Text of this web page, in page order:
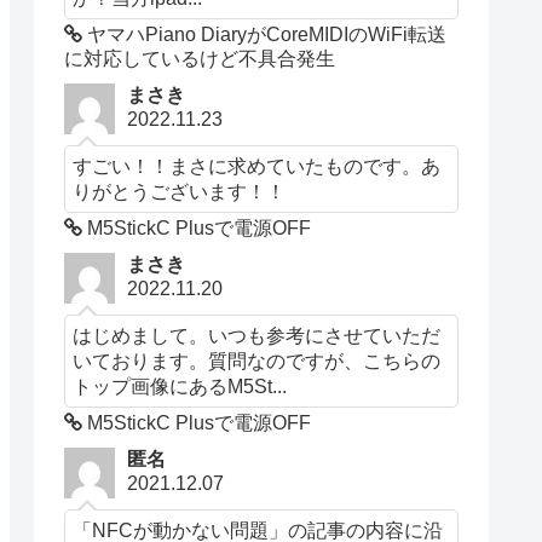
ヤマハPiano DiaryがCoreMIDIのWiFi転送
に対応しているけど不具合発生
まさき
2022.11.23
すごい！！まさに求めていたものです。あ
りがとうございます！！
M5StickC Plusで電源OFF
まさき
2022.11.20
はじめまして。いつも参考にさせていただ
いております。質問なのですが、こちらの
トップ画像にあるM5St...
M5StickC Plusで電源OFF
匿名
2021.12.07
「NFCが動かない問題」の記事の内容に沿